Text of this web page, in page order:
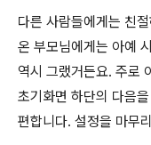
다른 사람들에게는 친
온 부모님에게는 아예
역시 그랬거든요. 주로
초기화면 하단의 다음
편합니다. 설정을 마무